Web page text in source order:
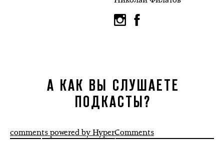
А КАК ВЫ СЛУШАЕТЕ
ПОДКАСТЫ?
comments powered by HyperComments